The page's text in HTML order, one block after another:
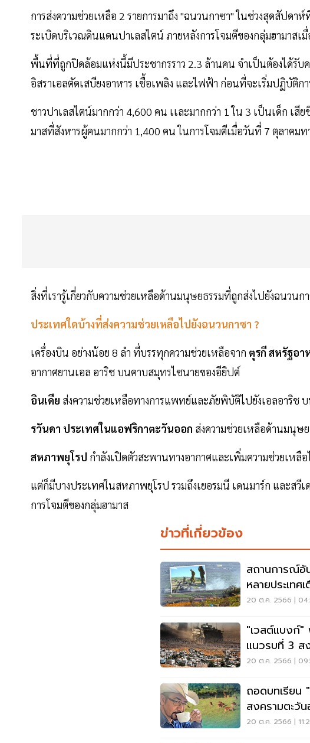
การส่งความช่วยเหลือ 2 รายการมาถึง "ฉนวนกาซา" ในช่วงสุดสัปด
ระเบิดบริเวณดินแดนปาเลสไตน์ ภายหลังการโจมตีของกลุ่มฮามาสเ
พื้นที่ที่ถูกปิดล้อมแห่งนี้มีประชากรราว 2.3 ล้านคน จำเป็นต้องได้รับ
อิสราเอลตัดเสบียงอาหาร เชื้อเพลิง และไฟฟ้า ก่อนที่จะเริ่มปฏิบัติก
ชาวปาเลสไตน์มากกว่า 4,600 คน เเละมากกว่า 1 ใน 3 เป็นเด็ก เสี
มาสที่สังหารผู้คนมากกว่า 1,400 คน ในการโจมตีเมื่อวันที่ 7 ตุลาคมท
สิ่งที่เรารู้เกี่ยวกับความช่วยเหลือด้านมนุษยธรรมที่ถูกส่งไปยังฉนวนก
ประเทศใดบ้างที่ส่งความช่วยเหลือไปยังฉนวนกาซา ?
เครื่องบิน อย่างน้อย 8 ลำ ที่บรรทุกความช่วยเหลือจาก ตุรกีสหรัฐอา
อากาศยานเอล อาริช บนคาบสมุทรไซนายของอียิปต์
อินเดีย ส่งความช่วยเหลือทางการแพทย์และภัยพิบัติไปยังเอลอาริช
รวันดา ประเทศในแอฟริกาตะวันออก ส่งความช่วยเหลือด้านมนุษ
สหภาพยุโรป กำลังเปิดตัวสะพานทางอากาศและเพิ่มความช่วยเหลื
แต่ก็มีบางประเทศในสหภาพยุโรป รวมถึงเยอรมนี เดนมาร์ก และสวี
การโจมตีของกลุ่มฮามาส
ข่าวที่เกี่ยวข้อง
สถานการณ์อั
หลายประเทศ
ทางออกด่วน!
20 ต.ค. 2566 |
"เวสต์แบงก์"
แนวรบที่ 3 ส
มาส
20 ต.ค. 2566 |
ถอดบทเรียน
สงครามตะวั
ฟาร์มกวาง
20 ต.ค. 2566 |